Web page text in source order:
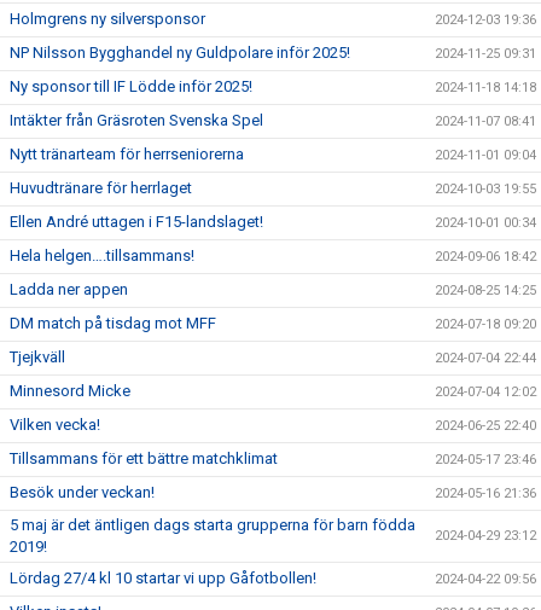
Holmgrens ny silversponsor 2024-12-03 19:36
NP Nilsson Bygghandel ny Guldpolare inför 2025! 2024-11-25 09:31
Ny sponsor till IF Lödde inför 2025! 2024-11-18 14:18
Intäkter från Gräsroten Svenska Spel 2024-11-07 08:41
Nytt tränarteam för herrseniorerna 2024-11-01 09:04
Huvudtränare för herrlaget 2024-10-03 19:55
Ellen André uttagen i F15-landslaget! 2024-10-01 00:34
Hela helgen….tillsammans! 2024-09-06 18:42
Ladda ner appen 2024-08-25 14:25
DM match på tisdag mot MFF 2024-07-18 09:20
Tjejkväll 2024-07-04 22:44
Minnesord Micke 2024-07-04 12:02
Vilken vecka! 2024-06-25 22:40
Tillsammans för ett bättre matchklimat 2024-05-17 23:46
Besök under veckan! 2024-05-16 21:36
5 maj är det äntligen dags starta grupperna för barn födda
2019!
2024-04-29 23:12
Lördag 27/4 kl 10 startar vi upp Gåfotbollen! 2024-04-22 09:56